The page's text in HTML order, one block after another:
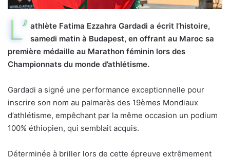
L’ athlète Fatima Ezzahra Gardadi a écrit l’histoire,
samedi matin à Budapest, en offrant au Maroc sa
première médaille au Marathon féminin lors des
Championnats du monde d’athlétisme.
Gardadi a signé une performance exceptionnelle pour
inscrire son nom au palmarès des 19èmes Mondiaux
d’athlétisme, empêchant par la même occasion un podium
100% éthiopien, qui semblait acquis.
Déterminée à briller lors de cette épreuve extrêmement